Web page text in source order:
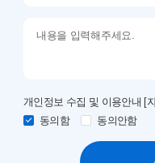
개인정보 수집 및 이용안내 [
동의함
동의안함